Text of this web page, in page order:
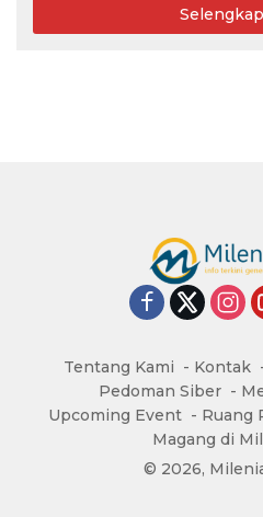
Tentang Kami Kontak
Pedoman Siber
Upcoming Event
Ruang
Magang di
© 2026,